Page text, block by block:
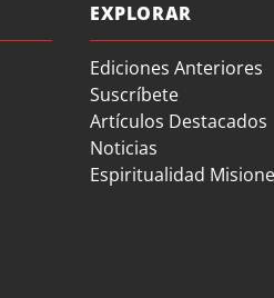
EXPLORAR
Ediciones Anteriores
Suscríbete
Artículos Destacados
Noticias
Espiritualidad